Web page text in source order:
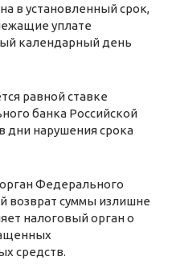
в установленный срок,
уплате
календарный день
равной ставке
банка Российской
дни нарушения срока
Федерального
возврат суммы излишне
налоговый орган о
средств.